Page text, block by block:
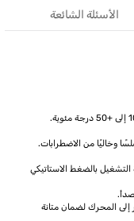
الأسئلة الشائعة
وخاليًا من الاضطرابات.
بالضغط الاستاتيكي
إلى المحرك لضمان متانة